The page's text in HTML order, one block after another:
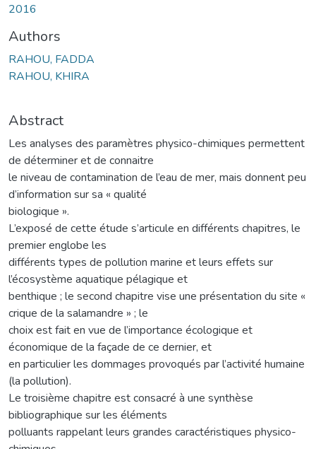
2016
Authors
RAHOU, FADDA
RAHOU, KHIRA
Abstract
Les analyses des paramètres physico-chimiques permettent
de déterminer et de connaitre
le niveau de contamination de l’eau de mer, mais donnent peu
d’information sur sa « qualité
biologique ».
L’exposé de cette étude s’articule en différents chapitres, le
premier englobe les
différents types de pollution marine et leurs effets sur
l’écosystème aquatique pélagique et
benthique ; le second chapitre vise une présentation du site «
crique de la salamandre » ; le
choix est fait en vue de l’importance écologique et
économique de la façade de ce dernier, et
en particulier les dommages provoqués par l’activité humaine
(la pollution).
Le troisième chapitre est consacré à une synthèse
bibliographique sur les éléments
polluants rappelant leurs grandes caractéristiques physico-